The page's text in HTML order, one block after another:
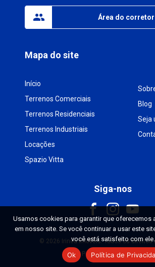
Mapa do site
Início
Terrenos Comerciais
Terrenos Residenciais
Terrenos Industriais
Locações
Spazio Vitta
Blog
Seja
Área do corretor
Siga-nos
© 2026 Irineu Imóveis. Todos os direitos
Política de privacidade
Usamos cookies para garantir que oferecemos
em nosso site. Se você continuar a usar este
você está satisfeito com ele.
Ok Política de